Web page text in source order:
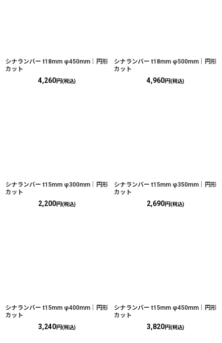
シナランバー t18mm φ450mm｜円形
カット
4,260円(税込)
シナランバー t18mm φ500mm｜円形
カット
4,960円(税込)
シナランバー t15mm φ300mm｜円形
カット
2,200円(税込)
シナランバー t15mm φ350mm｜円形
カット
2,690円(税込)
シナランバー t15mm φ400mm｜円形
カット
3,240円(税込)
シナランバー t15mm φ450mm｜円形
カット
3,820円(税込)